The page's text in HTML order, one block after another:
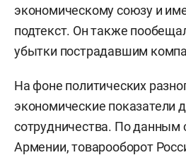
экономическому союзу и
подтекст. Он также
убытки пострадавшим
На фоне политических
экономические показатели
сотрудничества. По данным
Армении, товарооборот